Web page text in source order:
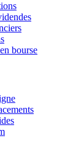
bourse